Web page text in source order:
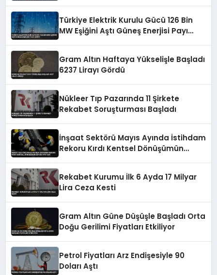
Türkiye Elektrik Kurulu Gücü 126 Bin
MW Eşiğini Aştı Güneş Enerjisi Payı
Gram Altın Haftaya Yükselişle Başladı
6237 Lirayı Gördü
Nükleer Tıp Pazarında 11 Şirkete
Rekabet Soruşturması Başladı
İnşaat Sektörü Mayıs Ayında İstihdam
Rekoru Kırdı Kentsel Dönüşümün
Rekabet Kurumu İlk 6 Ayda 17 Milyar
Lira Ceza Kesti
Gram Altın Güne Düşüşle Başladı Orta
Doğu Gerilimi Fiyatları Etkiliyor
Petrol Fiyatları Arz Endişesiyle 90
Doları Aştı